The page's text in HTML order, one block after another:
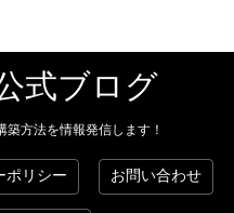
式ブログ
方法を情報発信します！
ポリシー お問い合わせ